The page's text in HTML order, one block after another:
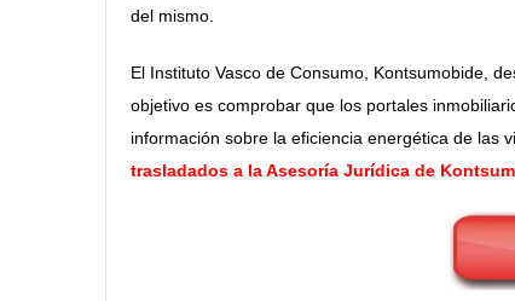
del mismo.
El Instituto Vasco de Consumo, Kontsumobide,
objetivo es comprobar que los portales
información sobre la eficiencia energética de las
trasladados a la Asesoría Jurídica de